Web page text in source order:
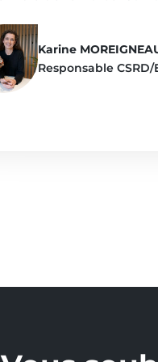
Karine
Responsable CSRD/